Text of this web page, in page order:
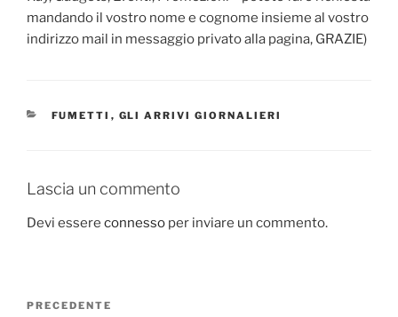
mandando il vostro nome e cognome insieme al vostro
indirizzo mail in messaggio privato alla pagina, GRAZIE)
CATEGORIE
FUMETTI , GLI ARRIVI GIORNALIERI
Lascia un commento
Devi essere connesso per inviare un commento.
Articolo
PRECEDENTE